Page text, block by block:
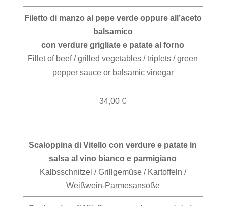
Filetto di manzo al pepe verde oppure all’aceto
balsamico
con verdure grigliate e patate al forno
Fillet of beef / grilled vegetables / triplets / green
pepper sauce or balsamic vinegar
34,00 €
Scaloppina di Vitello con verdure e patate in
salsa al vino bianco e parmigiano
Kalbsschnitzel / Grillgemüse / Kartoffeln /
Weißwein-Parmesansoße